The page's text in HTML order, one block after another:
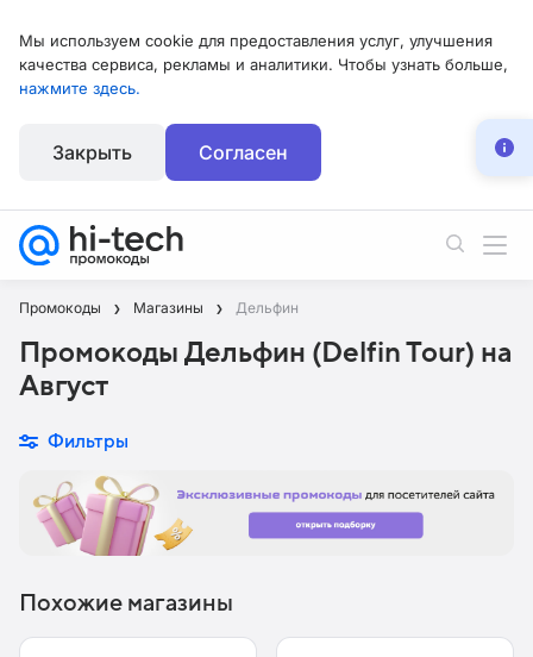
Мы используем cookie для предоставления услуг, улучшения
качества сервиса, рекламы и аналитики. Чтобы узнать больше,
нажмите здесь.
Закрыть Согласен
Промокоды Магазины Дельфин
Промокоды Дельфин (Delfin Tour) на
Август
Фильтры
Похожие магазины